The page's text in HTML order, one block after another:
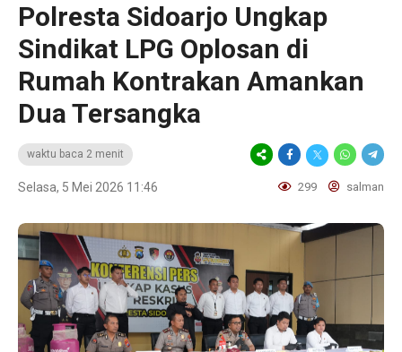
Polresta Sidoarjo Ungkap
Sindikat LPG Oplosan di
Rumah Kontrakan Amankan
Dua Tersangka
waktu baca 2 menit
Selasa, 5 Mei 2026 11:46 299 salman